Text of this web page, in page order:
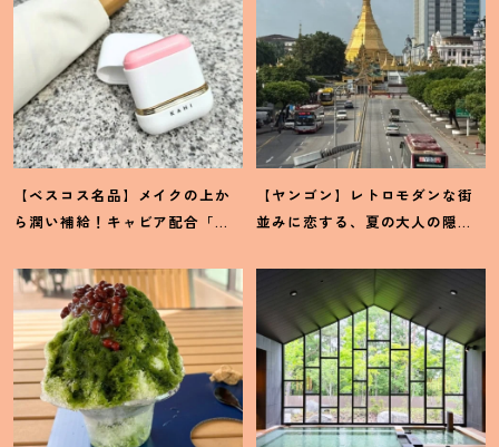
【ベスコス名品】メイクの上か
ら潤い補給 ！ キャビア配合「カ
力
【ヤンゴン】レトロモダンな街
並みに恋する、夏の大人の隠れ